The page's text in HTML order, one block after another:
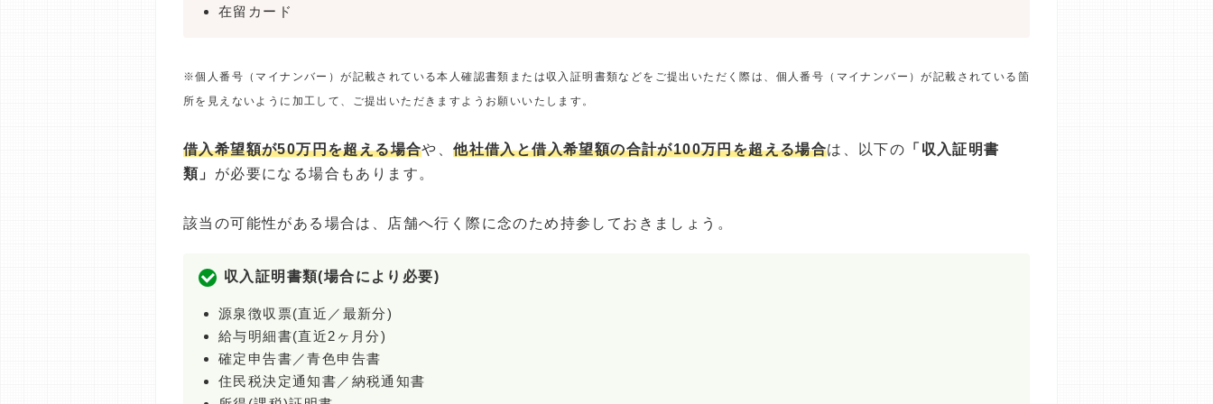
在留カード
※個人番号（マイナンバー）が記載されている本人確認書類または収入証明書類などをご提出いただく際は、個人番号（マイナンバー）が記載されている箇
所を見えないように加工して、ご提出いただきますようお願いいたします。
借入希望額が50万円を超える場合や、他社借入と借入希望額の合計が100万円を超える場合は、以下の 「収入証明書
類」 が必要になる場合もあります。
該当の可能性がある場合は、店舗へ行く際に念のため持参しておきましょう。
収入証明書類(場合により必要)
源泉徴収票(直近／最新分)
給与明細書(直近2ヶ月分)
確定申告書／青色申告書
住民税決定通知書／納税通知書